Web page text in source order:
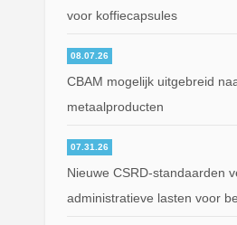
voor koffiecapsules
08.07.26
CBAM mogelijk uitgebreid
metaalproducten
07.31.26
Nieuwe CSRD-standaarden
administratieve lasten voor